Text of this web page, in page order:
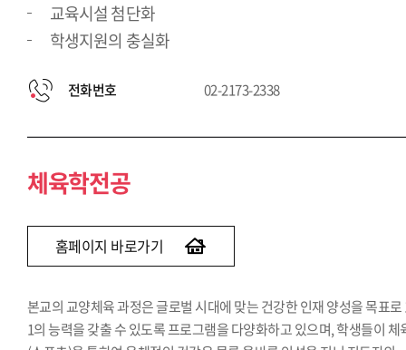
교육시설 첨단화
학생지원의 충실화
전화번호 02-2173-2338
체육학전공
홈페이지 바로가기
본교의 교양체육 과정은 글로벌 시대에 맞는 건강한 인재 양성을 목표로
1의 능력을 갖출 수 있도록 프로그램을 다양화하고 있으며, 학생들이 체